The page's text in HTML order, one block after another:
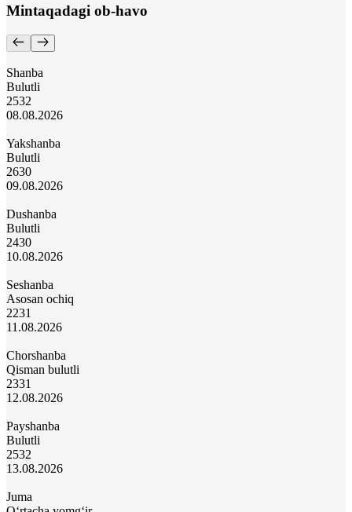
Mintaqadagi ob-havo
Shanba
Bulutli
2532
08.08.2026
Yakshanba
Bulutli
2630
09.08.2026
Dushanba
Bulutli
2430
10.08.2026
Seshanba
Asosan ochiq
2231
11.08.2026
Chorshanba
Qisman bulutli
2331
12.08.2026
Payshanba
Bulutli
2532
13.08.2026
Juma